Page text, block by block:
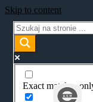
Skip to content
Exact matches